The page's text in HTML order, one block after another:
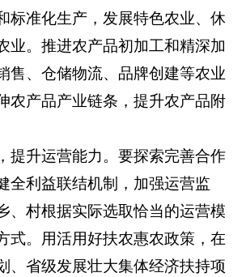
标准化生产，发展特色农业、休
业。推进农产品初加工和精深加
售、仓储物流、品牌创建等农业
农产品产业链条，提升农产品附
提升运营能力。要探索完善合作
全利益联结机制，加强运营监
、村根据实际选取恰当的运营模
式。用活用好扶农惠农政策，在
、省级发展壮大集体经济扶持项